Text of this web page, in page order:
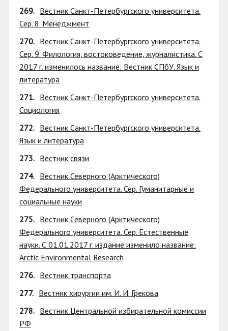
269. Вестник Санкт-Петербургского университета.
Сер. 8. Менеджмент
270. Вестник Санкт-Петербургского университета.
Сер. 9. Филология, востоковедение, журналистика. С
2017 г. изменилось название: Вестник СПбУ. Язык и
литература
271. Вестник Санкт-Петербургского университета.
Социология
272. Вестник Санкт-Петербургского университета.
Язык и литература
273. Вестник связи
274. Вестник Северного (Арктического)
Федерального университета. Сер. Гуманитарные и
социальные науки
275. Вестник Северного (Арктического)
Федерального университета. Сер. Естественные
науки. С 01.01.2017 г. издание изменило название:
Arctic Environmental Research
276. Вестник транспорта
277. Вестник хирургии им. И. И. Грекова
278. Вестник Центральной избирательной комиссии
РФ